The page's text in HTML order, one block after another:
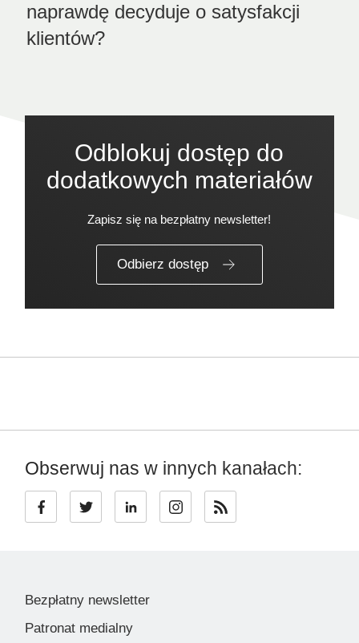
naprawdę decyduje o satysfakcji
klientów?
Odblokuj dostęp do
dodatkowych materiałów
Zapisz się na bezpłatny newsletter!
Odbierz dostęp
Obserwuj nas w innych kanałach:
Bezpłatny newsletter
Patronat medialny